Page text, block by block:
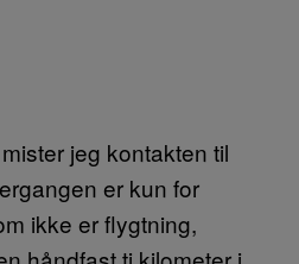
jeg kontakten til
er kun for
ikke er flygtning,